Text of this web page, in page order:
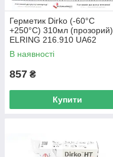
Герметик Dirko (-60°C
+250°C) 310мл (прозорий)
ELRING 216.910 UA62
В наявності
857 ₴
Купити